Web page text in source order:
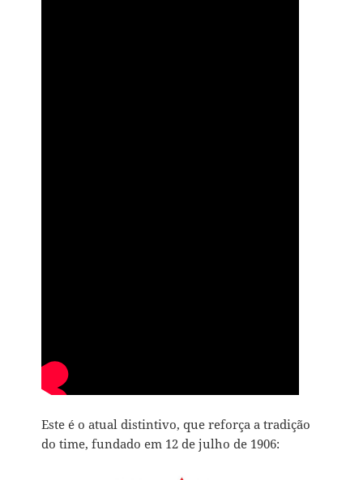
Este é o atual distintivo, que reforça a tradição
do time, fundado em 12 de julho de 1906: